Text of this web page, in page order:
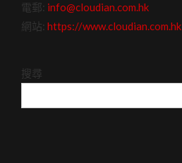
電郵: info@cloudian.com.hk
網站:https://www.cloudian.com.hk
搜尋